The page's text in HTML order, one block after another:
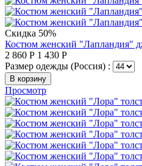
Скидка 50%
Костюм женский "Лапландия"
2 860 Р 1 430 Р
Размер одежды (Россия) :
В корзину
Просмотр